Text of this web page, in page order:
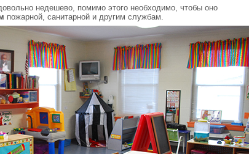
недешево, помимо этого необходимо, чтобы оно
пожарной, санитарной и другим службам.